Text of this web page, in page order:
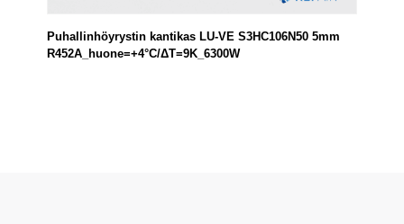
Puhallinhöyrystin kantikas LU-VE S3HC106N50 5mm
R452A_huone=+4°C/ΔT=9K_6300W